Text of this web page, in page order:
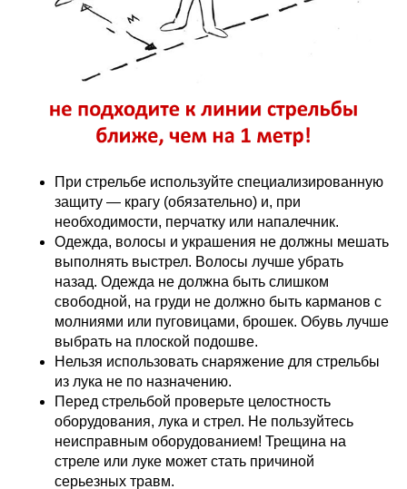
При стрельбе используйте специализированную
защиту — крагу (обязательно) и, при
необходимости, перчатку или напалечник.
Одежда, волосы и украшения не должны мешать
выполнять выстрел. Волосы лучше убрать
назад. Одежда не должна быть слишком
свободной, на груди не должно быть карманов с
молниями или пуговицами, брошек. Обувь лучше
выбрать на плоской подошве.
Нельзя использовать снаряжение для стрельбы
из лука не по назначению.
Перед стрельбой проверьте целостность
оборудования, лука и стрел. Не пользуйтесь
неисправным оборудованием! Трещина на
стреле или луке может стать причиной
серьезных травм.